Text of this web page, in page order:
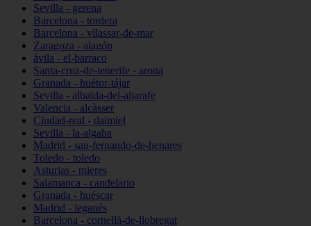
Sevilla - gerena
Barcelona - tordera
Barcelona - vilassar-de-mar
Zaragoza - alagón
ávila - el-barraco
Santa-cruz-de-tenerife - arona
Granada - huétor-tájar
Sevilla - albaida-del-aljarafe
Valencia - alcàsser
Ciudad-real - daimiel
Sevilla - la-algaba
Madrid - san-fernando-de-henares
Toledo - toledo
Asturias - mieres
Salamanca - candelario
Granada - huéscar
Madrid - leganés
Barcelona - cornellà-de-llobregat